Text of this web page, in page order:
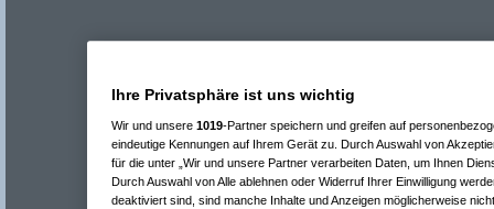
Ihre Privatsphäre ist uns wichtig
Wir und unsere 1019-Partner speichern und greifen auf
eindeutige Kennungen auf Ihrem Gerät zu. Durch Auswahl von
für die unter „Wir und unsere Partner verarbeiten Daten, um Ihnen
Durch Auswahl von Alle ablehnen oder Widerruf Ihrer Einwilligung
deaktiviert sind, sind manche Inhalte und Anzeigen möglicherweise